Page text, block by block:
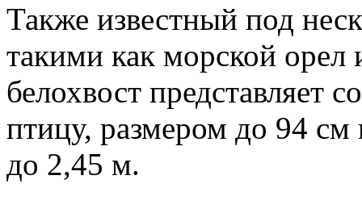
Также известный под
такими как морской орел
белохвост
птицу, размером до 94
до 2,45 м.